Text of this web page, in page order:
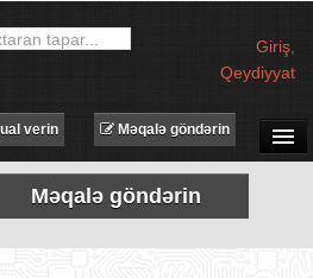
Giriş
Qeydiyyat
SUAL-CAVAB
TECHNET TV
MƏQALƏLƏR
Məqalə göndərin
verin
Məqalə göndərin